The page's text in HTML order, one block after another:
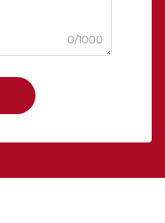
0/1000